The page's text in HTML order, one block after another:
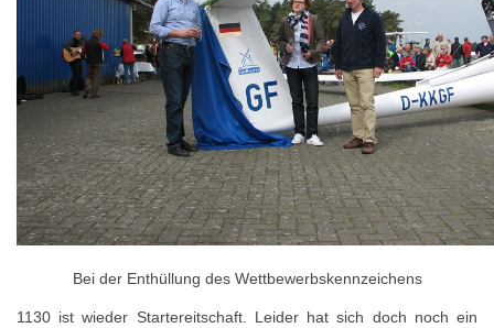
Bei der Enthüllung des Wettbewerbskennzeichens
1130 ist wieder Startereitschaft. Leider hat sich doch noch ein